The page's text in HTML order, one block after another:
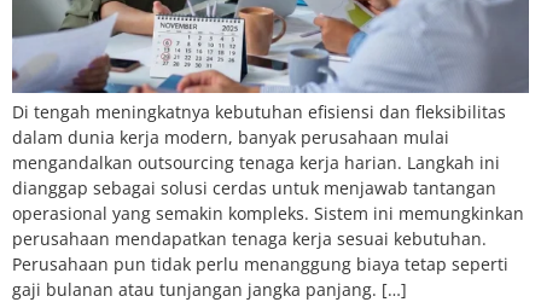
Di tengah meningkatnya kebutuhan efisiensi dan fleksibilitas
dalam dunia kerja modern, banyak perusahaan mulai
mengandalkan outsourcing tenaga kerja harian. Langkah ini
dianggap sebagai solusi cerdas untuk menjawab tantangan
operasional yang semakin kompleks. Sistem ini memungkinkan
perusahaan mendapatkan tenaga kerja sesuai kebutuhan.
Perusahaan pun tidak perlu menanggung biaya tetap seperti
gaji bulanan atau tunjangan jangka panjang. […]